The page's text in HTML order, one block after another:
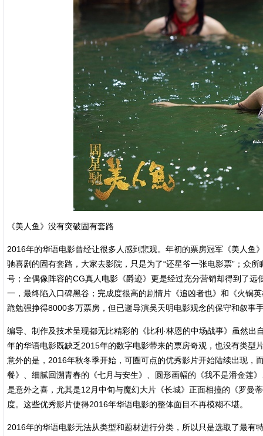
《美人鱼》没有突破固有套路
2016年的华语电影曾经让很多人感到悲观。年初的票房冠军《美人
驰喜剧的固有套路，大家去影院，只是为了“还星爷一张电影票”；众
号；全偶像阵容的CG真人电影《爵迹》更是经过充分营销却得到了
一，最终陷入口碑黑谷；完成度很高的剧情片《追凶者也》和《火锅
跪勉强挣得8000多万票房，但已逝导演吴天明电影观念的保守和叙事
编导、制作及技术呈现都无比精彩的《比利·林恩的中场战事》虽然
年的华语电影既缺乏2015年的数字电影带来的票房奇观，也没有类型
意外的是，2016年秋冬季开始，可圈可点的优秀影片开始陆续出现，
餐》、细腻回溯青春的《七月与安生》、圆形画幅的《我不是潘金莲
是意外之喜，尤其是12月中旬与魔幻大片《长城》正面相撞的《罗曼
度。这些优秀影片使得2016年华语电影的整体面目不再模糊不堪。
2016年的华语电影无法从类型和题材进行分类，所以只是选取了最